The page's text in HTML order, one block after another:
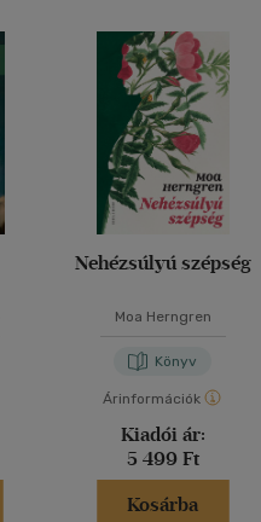
Nehézsúlyú szépség
Moa Herngren
Könyv
Árinformációk
Kiadói ár:
5 499 Ft
Kosárba